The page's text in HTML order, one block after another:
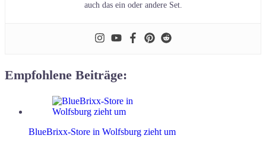
auch das ein oder andere Set.
Empfohlene Beiträge:
BlueBrixx-Store in Wolfsburg zieht um